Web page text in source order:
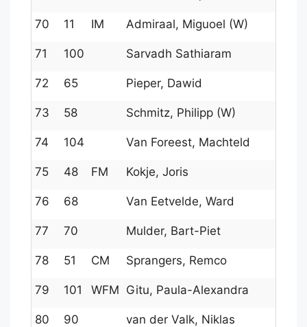
70 11 IM Admiraal, Miguoel (W)
71 100 Sarvadh Sathiaram
72 65 Pieper, Dawid
73 58 Schmitz, Philipp (W)
74 104 Van Foreest, Machteld
75 48 FM Kokje, Joris
76 68 Van Eetvelde, Ward
77 70 Mulder, Bart-Piet
78 51 CM Sprangers, Remco
79 101 WFM Gitu, Paula-Alexandra
80 90 van der Valk, Niklas